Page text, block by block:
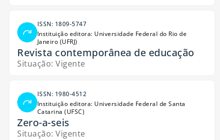
ISSN: 1809-5747
Instituição editora: Universidade Federal do Rio de
Janeiro (UFRJ)
Revista contemporânea de educação
Situação: Vigente
ISSN: 1980-4512
Instituição editora: Universidade Federal de Santa
Catarina (UFSC)
Zero-a-seis
Situação: Vigente